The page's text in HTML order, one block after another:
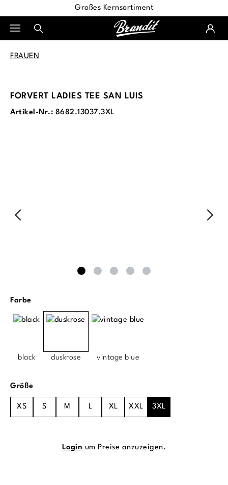
Großes Kernsortiment
FRAUEN
FORVERT LADIES TEE SAN LUIS
Artikel-Nr.: 8682.13037.3XL
Farbeauswählen
black duskrose vintage blue
Größeauswählen
XS S M L XL XXL 3XL
Login um Preise anzuzeigen.